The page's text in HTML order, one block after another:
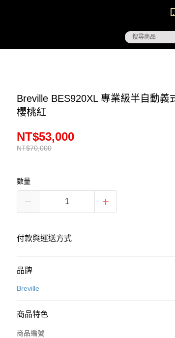
Breville BES920XL 專業級半自動義
櫻桃紅
NT$70,000
NT$53,000
數量
付款與運送方式
付款方式
信用卡一次付款
運送方式
品牌
Breville
商品特色
商品編號